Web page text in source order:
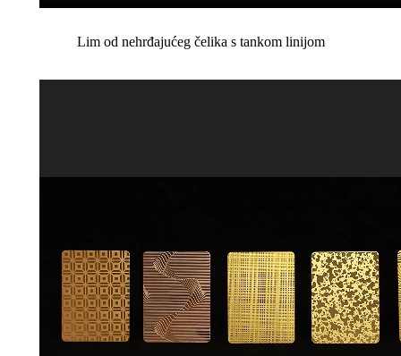
Lim od nehrđajućeg čelika s tankom linijom